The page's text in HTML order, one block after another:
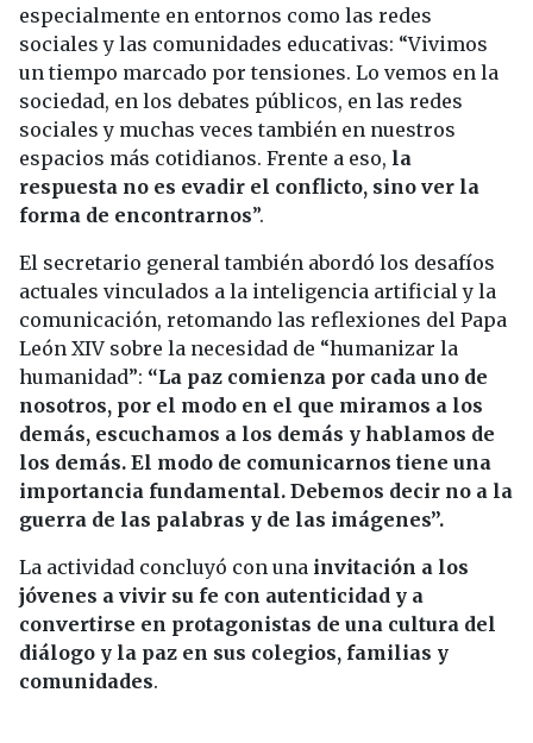
especialmente en entornos como las redes
sociales y las comunidades educativas: “Vivimos
un tiempo marcado por tensiones. Lo vemos en la
sociedad, en los debates públicos, en las redes
sociales y muchas veces también en nuestros
espacios más cotidianos. Frente a eso, la
respuesta no es evadir el conflicto, sino ver la
forma de encontrarnos”.
El secretario general también abordó los desafíos
actuales vinculados a la inteligencia artificial y la
comunicación, retomando las reflexiones del Papa
León XIV sobre la necesidad de “humanizar la
humanidad”: “La paz comienza por cada uno de
nosotros, por el modo en el que miramos a los
demás, escuchamos a los demás y hablamos de
los demás. El modo de comunicarnos tiene una
importancia fundamental. Debemos decir no a la
guerra de las palabras y de las imágenes”.
La actividad concluyó con una invitación a los
jóvenes a vivir su fe con autenticidad y a
convertirse en protagonistas de una cultura del
diálogo y la paz en sus colegios, familias y
comunidades.